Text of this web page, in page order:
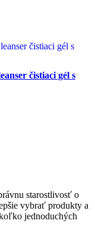
čistiaci gél s
starostlivosť o
vybrať produkty a
jednoduchých